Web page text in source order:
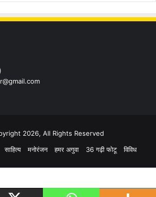
2026, All Rights Reserved
साहित्य मनोरंजन हमर अगुवा 36 गढ़ी फोटू विविध